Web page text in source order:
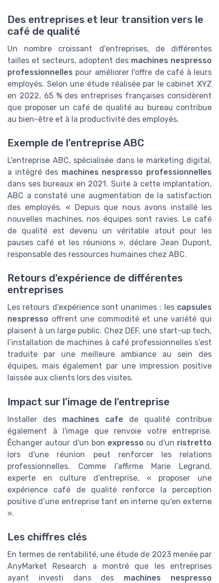
Des entreprises et leur transition vers le
café de qualité
Un nombre croissant d'entreprises, de différentes
tailles et secteurs, adoptent des machines nespresso
professionnelles pour améliorer l'offre de café à leurs
employés. Selon une étude réalisée par le cabinet XYZ
en 2022, 65 % des entreprises françaises considèrent
que proposer un café de qualité au bureau contribue
au bien-être et à la productivité des employés.
Exemple de l'entreprise ABC
L'entreprise ABC, spécialisée dans le marketing digital,
a intégré des machines nespresso professionnelles
dans ses bureaux en 2021. Suite à cette implantation,
ABC a constaté une augmentation de la satisfaction
des employés. « Depuis que nous avons installé les
nouvelles machines, nos équipes sont ravies. Le café
de qualité est devenu un véritable atout pour les
pauses café et les réunions », déclare Jean Dupont,
responsable des ressources humaines chez ABC.
Retours d'expérience de différentes
entreprises
Les retours d’expérience sont unanimes : les capsules
nespresso offrent une commodité et une variété qui
plaisent à un large public. Chez DEF, une start-up tech,
l’installation de machines à café professionnelles s’est
traduite par une meilleure ambiance au sein des
équipes, mais également par une impression positive
laissée aux clients lors des visites.
Impact sur l'image de l'entreprise
Installer des machines cafe de qualité contribue
également à l'image que renvoie votre entreprise.
Échanger autour d'un bon expresso ou d'un ristretto
lors d'une réunion peut renforcer les relations
professionnelles. Comme l’affirme Marie Legrand,
experte en culture d’entreprise, « proposer une
expérience café de qualité renforce la perception
positive d’une entreprise tant en interne qu'en externe
».
Les chiffres clés
En termes de rentabilité, une étude de 2023 menée par
AnyMarket Research a montré que les entreprises
ayant investi dans des machines nespresso